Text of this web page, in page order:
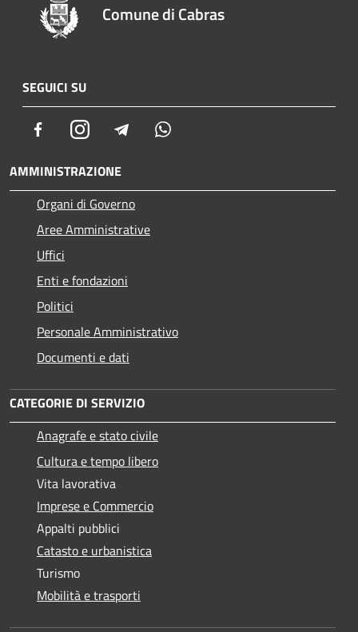
Comune di Cabras
SEGUICI SU
FacebookInstagram Telegram
AMMINISTRAZIONE
Organi di Governo
Aree Amministrative
Uffici
Enti e fondazioni
Politici
Personale Amministrativo
Documenti e dati
CATEGORIE DI SERVIZIO
Anagrafe e stato civile
Cultura e tempo libero
Vita lavorativa
Imprese e Commercio
Appalti pubblici
Catasto e urbanistica
Turismo
Mobilità e trasporti